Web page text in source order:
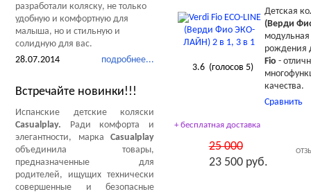
3.6 (голосов 5)
Детская
(Верди
модульная
рождения
Fio -
качества.
Сравнить
+ бесплатная доставка
25 000
23 500 руб.
разработали коляску, не только
удобную и комфортную для
малыша, но и стильную и
солидную для вас.
подробнее...
28.07.2014
Встречайте новинки!!!
Испанские детские коляски
Casualplay. Ради комфорта и
элегантности, марка Casualplay
объединила товары,
предназначенные для
родителей, ищущих технически
совершенные и безопасные